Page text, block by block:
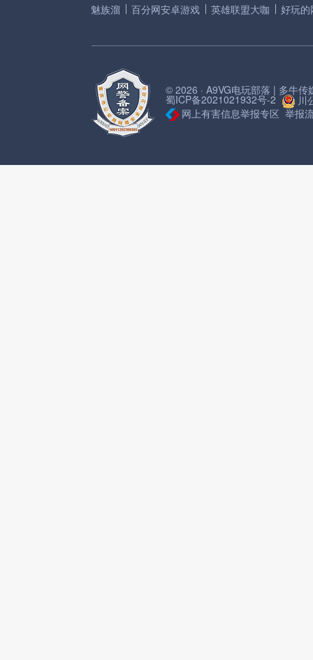
魅族溜
百分网安卓游戏 英雄联盟大咖 好玩的
© 2026 · A9VG电玩部落 | 多牛传
蜀ICP备2021021932号-2
川
网上有害信息举报专区 举报